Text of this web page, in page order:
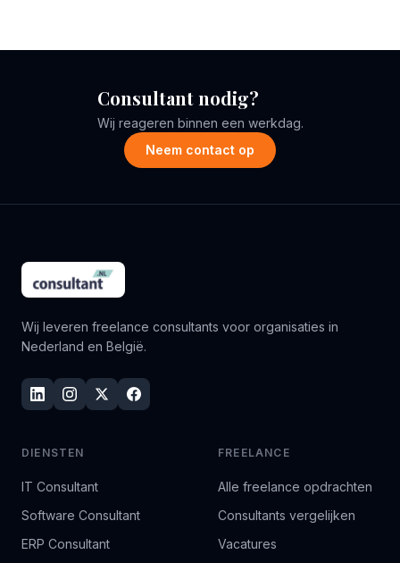
Consultant nodig?
Wij reageren binnen een werkdag.
Neem contact op
Wij leveren freelance consultants voor organisaties in
Nederland en België.
DIENSTEN
IT Consultant
Software Consultant
ERP Consultant
FREELANCE
Alle freelance opdrachten
Consultants vergelijken
Vacatures